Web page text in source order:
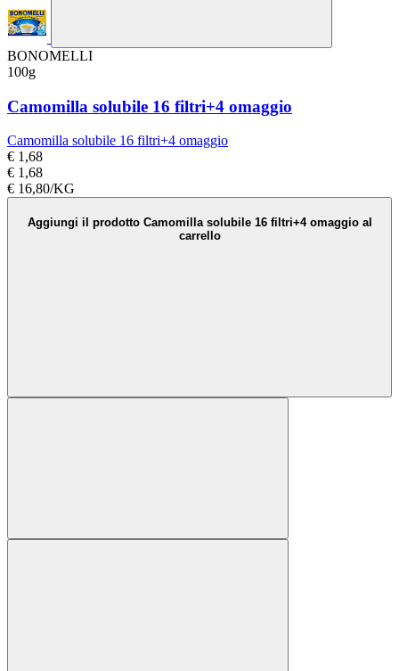
BONOMELLI
100g
Camomilla solubile 16 filtri+4 omaggio
Camomilla solubile 16 filtri+4 omaggio
€ 1,68
€ 1,68
€ 16,80/KG
Aggiungi il prodotto Camomilla solubile 16 filtri+4 omaggio al
carrello